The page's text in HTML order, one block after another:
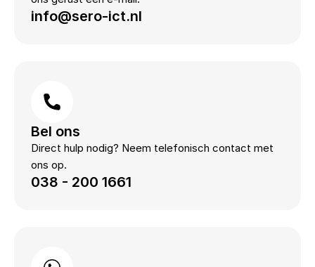
info@sero-ict.nl
Bel ons
Direct hulp nodig? Neem telefonisch contact met
ons op.
038 - 200 1661